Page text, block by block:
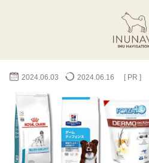
2024.06.03 2024.06.16 [ PR ]